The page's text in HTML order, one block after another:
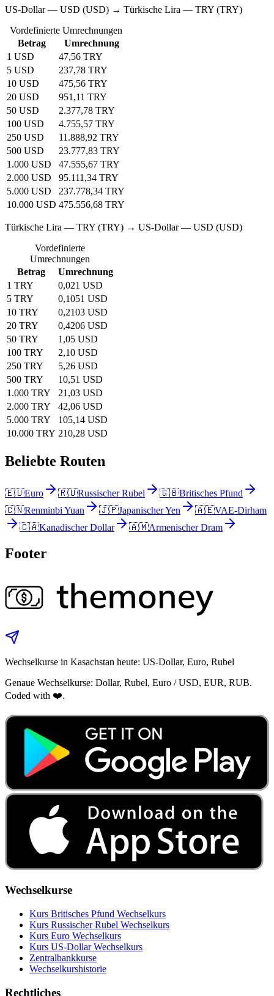
US-Dollar — USD (USD) → Türkische Lira — TRY (TRY)
Vordefinierte Umrechnungen
Betrag
Umrechnung
1 USD
47,56 TRY
5 USD
237,78 TRY
10 USD
475,56 TRY
20 USD
951,11 TRY
50 USD
2.377,78 TRY
100 USD
4.755,57 TRY
250 USD
11.888,92 TRY
500 USD
23.777,83 TRY
1.000 USD
47.555,67 TRY
2.000 USD
95.111,34 TRY
5.000 USD
237.778,34 TRY
10.000 USD 475.556,68 TRY
Türkische Lira — TRY (TRY) → US-Dollar — USD (USD)
Vordefinierte
Umrechnungen
Betrag
Umrechnung
1 TRY
0,021 USD
5 TRY
0,1051 USD
10 TRY
0,2103 USD
20 TRY
0,4206 USD
50 TRY
1,05 USD
100 TRY
2,10 USD
250 TRY
5,26 USD
500 TRY
10,51 USD
1.000 TRY
21,03 USD
2.000 TRY
42,06 USD
5.000 TRY
105,14 USD
10.000 TRY 210,28 USD
Beliebte Routen
🇪🇺Euro 🇷🇺Russischer Rubel 🇬🇧Britisches Pfund
🇨🇳Renminbi Yuan 🇯🇵Japanischer Yen 🇦🇪VAE-Dirham
🇨🇦Kanadischer Dollar 🇦🇲Armenischer Dram
Footer
Wechselkurse in Kasachstan heute: US‑Dollar, Euro, Rubel
Genaue Wechselkurse: Dollar, Rubel, Euro / USD, EUR, RUB.
Coded with ❤️.
Wechselkurse
Kurs Britisches Pfund Wechselkurs
Kurs Russischer Rubel Wechselkurs
Kurs Euro Wechselkurs
Kurs US‑Dollar Wechselkurs
Zentralbankkurse
Wechselkurshistorie
Rechtliches